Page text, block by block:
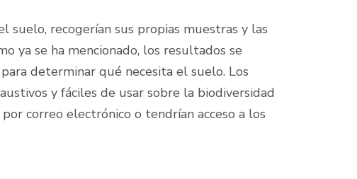
suelo, recogerían sus propias muestras y las
ya se ha mencionado, los resultados se
determinar qué necesita el suelo. Los
y fáciles de usar sobre la biodiversidad
correo electrónico o tendrían acceso a los